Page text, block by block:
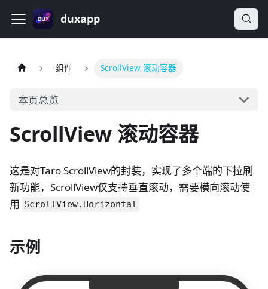
duxapp
组件 ScrollView 滚动容器
本页总览
ScrollView 滚动容器
这是对Taro ScrollView的封装，实现了多个端的下拉刷
新功能，ScrollView仅支持垂直滚动，需要横向滚动使
用 ScrollView.Horizontal
示例